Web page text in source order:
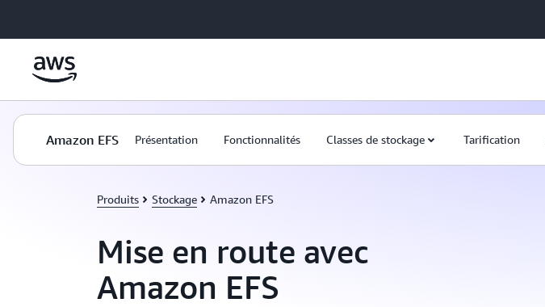
Amazon EFS Présentation Fonctionnalités Classes de stockage Tarification
Produits Stockage Amazon EFS
Mise en route avec
Amazon EFS